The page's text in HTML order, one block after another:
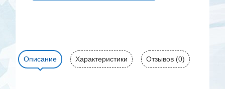
Описание Характеристики Отзывов (0)